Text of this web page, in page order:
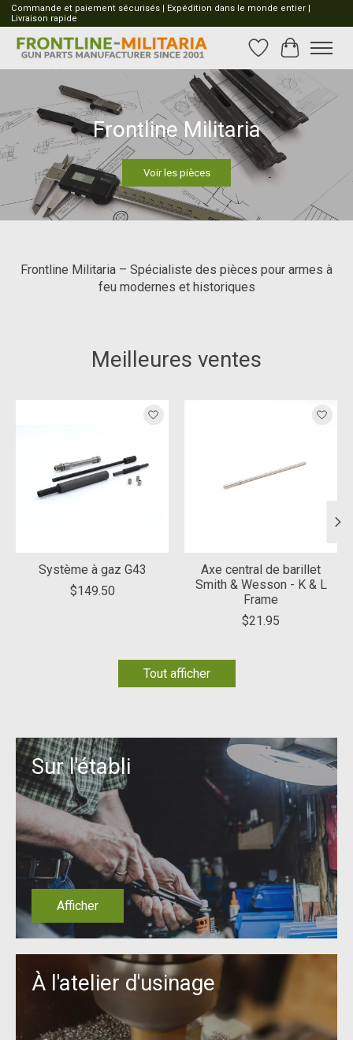
Commande et paiement sécurisés | Expédition dans le monde entier |
Livraison rapide
Liste dePanier
Frontline Militaria
Voir les pièces
Frontline Militaria – Spécialiste des pièces pour armes à
feu modernes et historiques
Meilleures ventes
Articles du carrousel de produits
Système à gaz G43
$149.50
Axe central de barillet
Smith & Wesson - K & L
Frame
$21.95
Tout afficher
Sur l'établi
Afficher
À l'atelier d'usinage